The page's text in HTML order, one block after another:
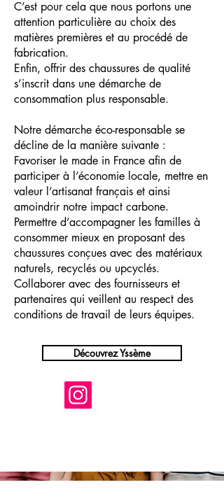
C’est pour cela que nous portons une
attention particulière au choix des
matières premières et au procédé de
fabrication.
Enfin, offrir des chaussures de qualité
s’inscrit dans une démarche de
consommation plus responsable.
Notre démarche éco-responsable se
décline de la manière suivante :
Favoriser le made in France afin de
participer à l’économie locale, mettre en
valeur l’artisanat français et ainsi
amoindrir notre impact carbone.
Permettre d’accompagner les familles à
consommer mieux en proposant des
chaussures conçues avec des matériaux
naturels, recyclés ou upcyclés.
Collaborer avec des fournisseurs et
partenaires qui veillent au respect des
conditions de travail de leurs équipes.
Découvrez Yssème